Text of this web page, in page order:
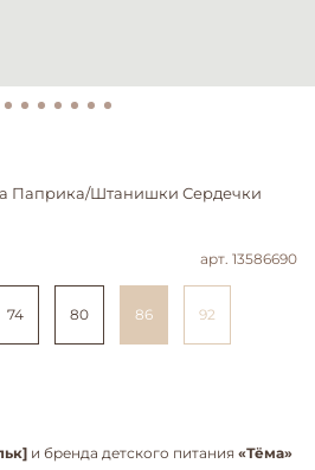
арт. 13586690
Паприка/Штанишки Сердечки
74 80 86 92
и бренда детского питания «Тёма»